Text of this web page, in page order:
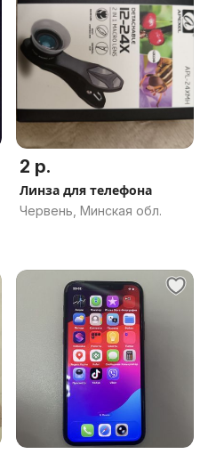
2 р.
Линза для телефона
Червень, Минская обл.